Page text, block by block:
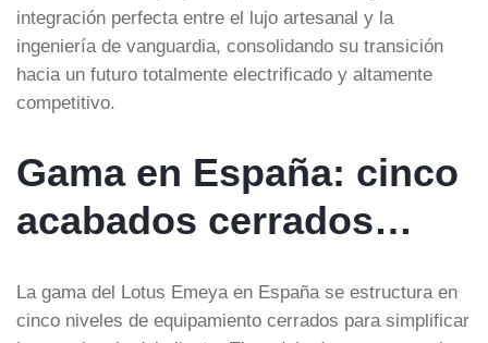
integración perfecta entre el lujo artesanal y la
ingeniería de vanguardia, consolidando su transición
hacia un futuro totalmente electrificado y altamente
competitivo.
Gama en España: cinco
acabados cerrados…
La gama del Lotus Emeya en España se estructura en
cinco niveles de equipamiento cerrados para simplificar